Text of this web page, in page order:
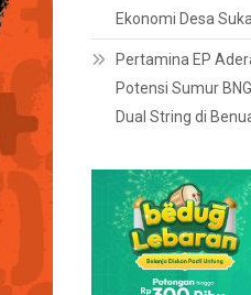
Ekonomi Desa
Pertamina EP
Potensi Sumur
Dual String di